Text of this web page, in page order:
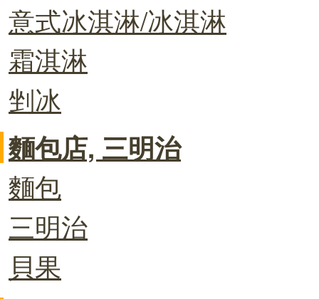
意式冰淇淋/冰淇淋
霜淇淋
剉冰
麵包店, 三明治
麵包
三明治
貝果